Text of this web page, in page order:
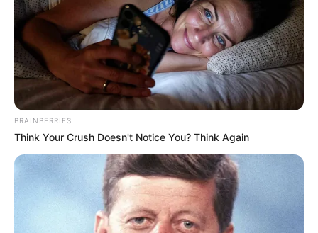
BRAINBERRIES
Think Your Crush Doesn't Notice You? Think Again